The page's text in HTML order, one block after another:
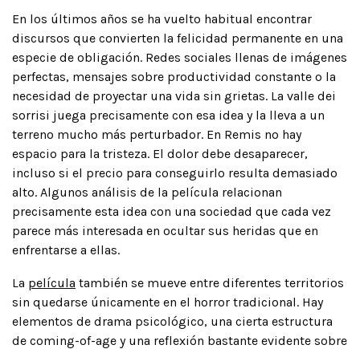
En los últimos años se ha vuelto habitual encontrar
discursos que convierten la felicidad permanente en una
especie de obligación. Redes sociales llenas de imágenes
perfectas, mensajes sobre productividad constante o la
necesidad de proyectar una vida sin grietas. La valle dei
sorrisi juega precisamente con esa idea y la lleva a un
terreno mucho más perturbador. En Remis no hay
espacio para la tristeza. El dolor debe desaparecer,
incluso si el precio para conseguirlo resulta demasiado
alto. Algunos análisis de la película relacionan
precisamente esta idea con una sociedad que cada vez
parece más interesada en ocultar sus heridas que en
enfrentarse a ellas.
La película también se mueve entre diferentes territorios
sin quedarse únicamente en el horror tradicional. Hay
elementos de drama psicológico, una cierta estructura
de coming-of-age y una reflexión bastante evidente sobre